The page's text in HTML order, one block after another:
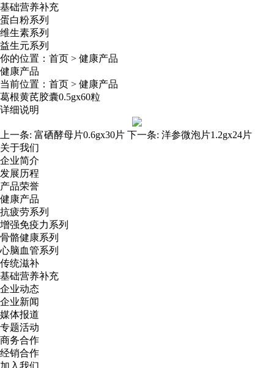
基础营养补充
蛋白粉系列
维生素系列
益生元系列
你的位置： 首页 > 健康产品
健康产品
当前位置： 首页 > 健康产品
葛根黄芪胶囊0.5gx60粒
详细说明
上一条: 富硒酵母片0.6gx30片 下一条: 洋参微泡片1.2gx24片
关于我们
企业简介
发展历程
产品荣誉
健康产品
抗疲劳系列
增强免疫力系列
骨骼健康系列
心脑血管系列
传统滋补
基础营养补充
企业动态
企业新闻
媒体报道
专题活动
商务合作
经销合作
加入我们